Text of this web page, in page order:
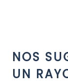
NOS
UN